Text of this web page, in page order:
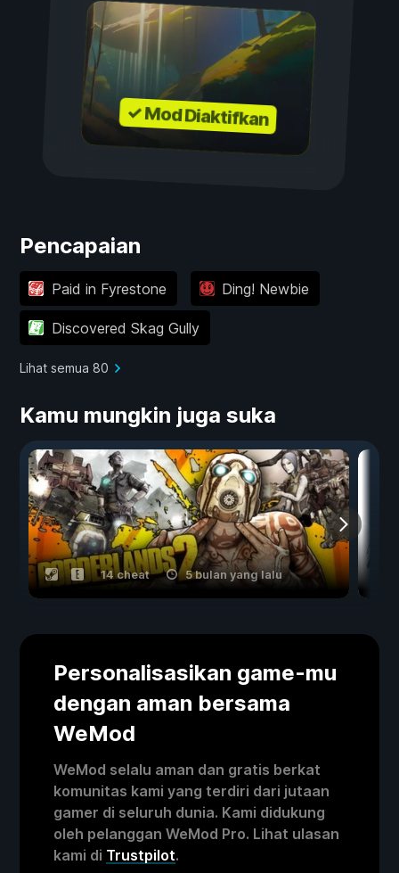
✓ Mod Diaktifkan
Pencapaian
Paid in Fyrestone Ding! Newbie
Discovered Skag Gully
Lihat semua 80
Kamu mungkin juga suka
14 cheat 5 bulan yang lalu
Personalisasikan game-mu
dengan aman bersama
WeMod
WeMod selalu aman dan gratis berkat
komunitas kami yang terdiri dari jutaan
gamer di seluruh dunia. Kami didukung
oleh pelanggan WeMod Pro. Lihat ulasan
kami di Trustpilot.